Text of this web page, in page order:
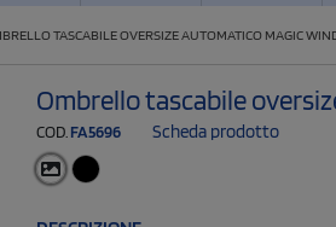
TASCABILE OVERSIZE AUTOMATICO MAGIC
Ombrello tascabile
COD. FA5696 Scheda prodotto